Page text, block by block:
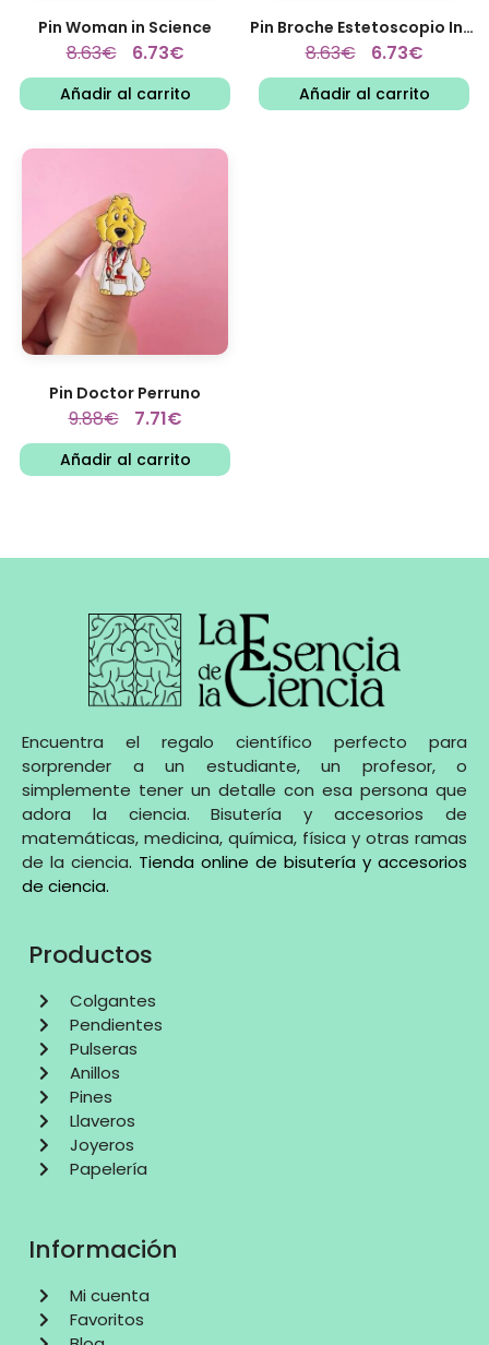
Pin Woman in Science
8.63€ 6.73€
Añadir al carrito
Pin Broche Estetoscopio Informes...
8.63€ 6.73€
Añadir al carrito
Pin Doctor Perruno
9.88€ 7.71€
Añadir al carrito
Encuentra el regalo científico perfecto para
sorprender a un estudiante, un profesor, o
simplemente tener un detalle con esa persona que
adora la ciencia. Bisutería y accesorios de
matemáticas, medicina, química, física y otras ramas
de la ciencia. Tienda online de bisutería y accesorios
de ciencia.
Productos
Colgantes
Pendientes
Pulseras
Anillos
Pines
Llaveros
Joyeros
Papelería
Información
Mi cuenta
Favoritos